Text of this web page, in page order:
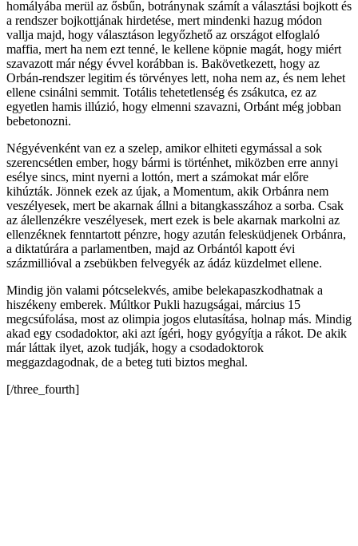
homályába merül az ősbűn, botránynak számít a választási bojkott és
a rendszer bojkottjának hirdetése, mert mindenki hazug módon
vallja majd, hogy választáson legyőzhető az országot elfoglaló
maffia, mert ha nem ezt tenné, le kellene köpnie magát, hogy miért
szavazott már négy évvel korábban is. Bakövetkezett, hogy az
Orbán-rendszer legitim és törvényes lett, noha nem az, és nem lehet
ellene csinálni semmit. Totális tehetetlenség és zsákutca, ez az
egyetlen hamis illúzió, hogy elmenni szavazni, Orbánt még jobban
bebetonozni.
Négyévenként van ez a szelep, amikor elhiteti egymással a sok
szerencsétlen ember, hogy bármi is történhet, miközben erre annyi
esélye sincs, mint nyerni a lottón, mert a számokat már előre
kihúzták. Jönnek ezek az újak, a Momentum, akik Orbánra nem
veszélyesek, mert be akarnak állni a bitangkasszához a sorba. Csak
az álellenzékre veszélyesek, mert ezek is bele akarnak markolni az
ellenzéknek fenntartott pénzre, hogy azután felesküdjenek Orbánra,
a diktatúrára a parlamentben, majd az Orbántól kapott évi
százmillióval a zsebükben felvegyék az ádáz küzdelmet ellene.
Mindig jön valami pótcselekvés, amibe belekapaszkodhatnak a
hiszékeny emberek. Múltkor Pukli hazugságai, március 15
megcsúfolása, most az olimpia jogos elutasítása, holnap más. Mindig
akad egy csodadoktor, aki azt ígéri, hogy gyógyítja a rákot. De akik
már láttak ilyet, azok tudják, hogy a csodadoktorok
meggazdagodnak, de a beteg tuti biztos meghal.
[/three_fourth]